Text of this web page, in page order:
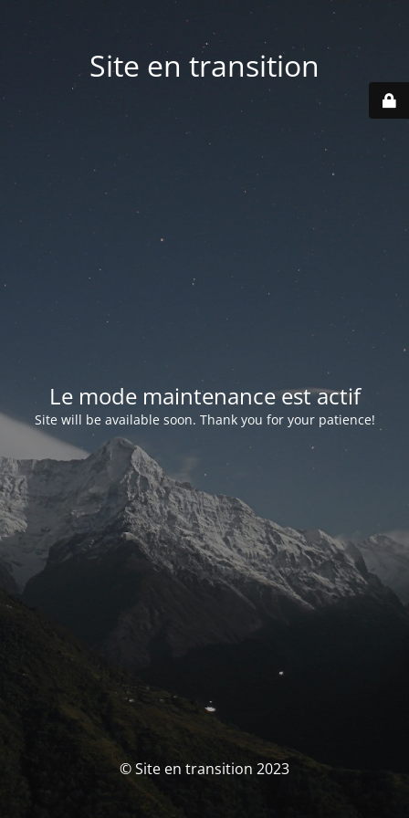
Site en transition
Le mode maintenance est actif
Site will be available soon. Thank you for your patience!
© Site en transition 2023